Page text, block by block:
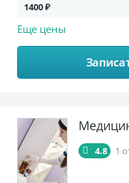
1400 ₽
Еще цены
4.8 1